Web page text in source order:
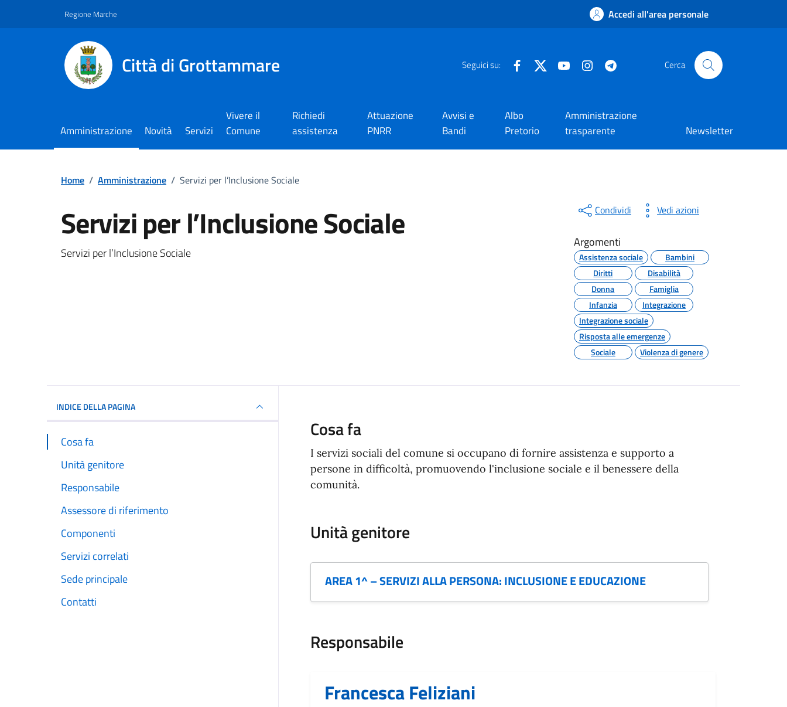
Regione Marche Accedi all'area personale
Città di Grottammare Seguici su: FacebookTwitter YouTube Instagram Cerca
Amministrazione Novità Servizi
Vivere il
Comune
Richiedi
assistenza
Attuazione
PNRR
Avvisi e
Bandi
Albo
Pretorio
Amministrazione
trasparente
Newsletter
Home / Amministrazione / Servizi per l’Inclusione Sociale
Servizi per l’Inclusione Sociale
Dettagli della notizia
Servizi per l’Inclusione Sociale
Condividi Vedi azioni
Argomenti
Assistenza sociale
Bambini
Diritti
Disabilità
Donna
Famiglia
Infanzia
Integrazione
Integrazione sociale
Risposta alle emergenze
Sociale
Violenza di genere
INDICE DELLA PAGINA
Cosa fa
Unità genitore
Responsabile
Assessore di riferimento
Componenti
Servizi correlati
Sede principale
Contatti
Cosa fa
I servizi sociali del comune si occupano di fornire assistenza e supporto a
persone in difficoltà, promuovendo l'inclusione sociale e il benessere della
comunità.
Unità genitore
AREA 1^ – SERVIZI ALLA PERSONA: INCLUSIONE E EDUCAZIONE
Responsabile
Francesca Feliziani